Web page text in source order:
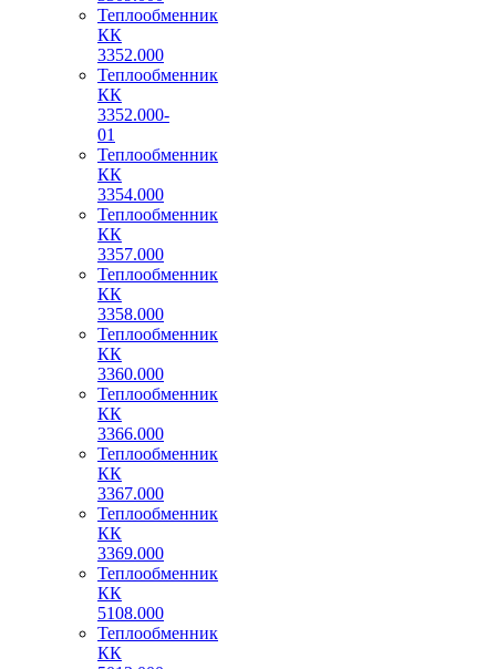
Теплообменник
КК
3352.000
Теплообменник
КК
3352.000-
01
Теплообменник
КК
3354.000
Теплообменник
КК
3357.000
Теплообменник
КК
3358.000
Теплообменник
КК
3360.000
Теплообменник
КК
3366.000
Теплообменник
КК
3367.000
Теплообменник
КК
3369.000
Теплообменник
КК
5108.000
Теплообменник
КК